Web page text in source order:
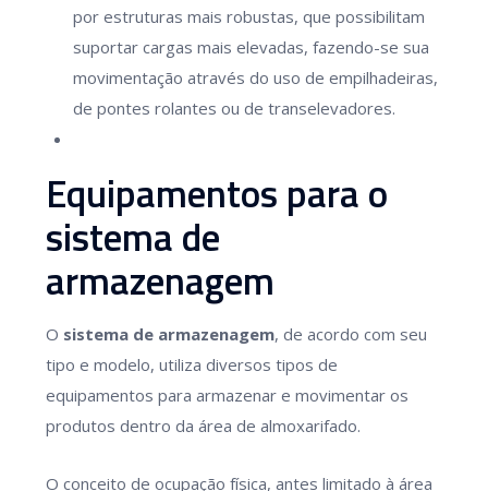
por estruturas mais robustas, que possibilitam
suportar cargas mais elevadas, fazendo-se sua
movimentação através do uso de empilhadeiras,
de pontes rolantes ou de transelevadores.
Equipamentos para o
sistema de
armazenagem
O sistema de armazenagem, de acordo com seu
tipo e modelo, utiliza diversos tipos de
equipamentos para armazenar e movimentar os
produtos dentro da área de almoxarifado.
O conceito de ocupação física, antes limitado à área